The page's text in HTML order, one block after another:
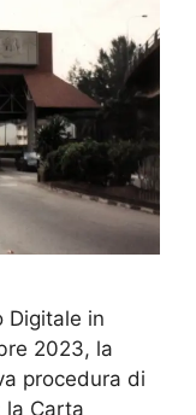
Digitale in
2023, la
procedura di
la Carta